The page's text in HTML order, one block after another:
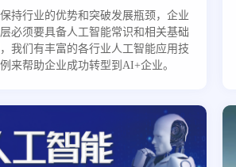
持行业的优势和突破发展瓶颈，企业
必须要具备人工智能常识和相关基础
我们有丰富的各行业人工智能应用技
来帮助企业成功转型到AI+企业。